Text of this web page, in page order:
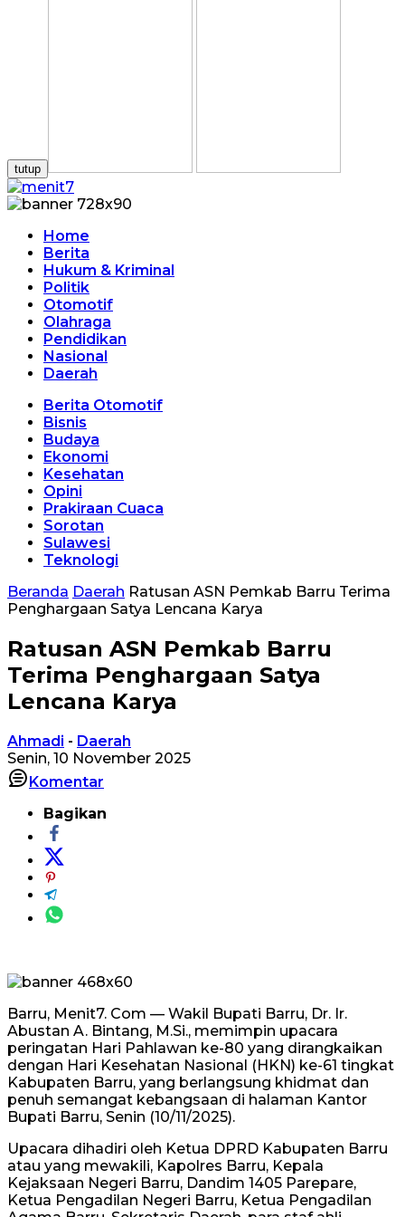
tutup
Home
Berita
Hukum & Kriminal
Politik
Otomotif
Olahraga
Pendidikan
Nasional
Daerah
Berita Otomotif
Bisnis
Budaya
Ekonomi
Kesehatan
Opini
Prakiraan Cuaca
Sorotan
Sulawesi
Teknologi
Beranda Daerah Ratusan ASN Pemkab Barru Terima
Penghargaan Satya Lencana Karya
Ratusan ASN Pemkab Barru
Terima Penghargaan Satya
Lencana Karya
Ahmadi - Daerah
Senin, 10 November 2025
Komentar
Bagikan
Barru, Menit7. Com — Wakil Bupati Barru, Dr. Ir.
Abustan A. Bintang, M.Si., memimpin upacara
peringatan Hari Pahlawan ke-80 yang dirangkaikan
dengan Hari Kesehatan Nasional (HKN) ke-61 tingkat
Kabupaten Barru, yang berlangsung khidmat dan
penuh semangat kebangsaan di halaman Kantor
Bupati Barru, Senin (10/11/2025).
Upacara dihadiri oleh Ketua DPRD Kabupaten Barru
atau yang mewakili, Kapolres Barru, Kepala
Kejaksaan Negeri Barru, Dandim 1405 Parepare,
Ketua Pengadilan Negeri Barru, Ketua Pengadilan